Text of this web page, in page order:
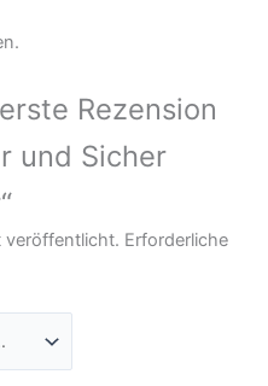
Rezension
und Sicher
veröffentlicht. Erforderliche